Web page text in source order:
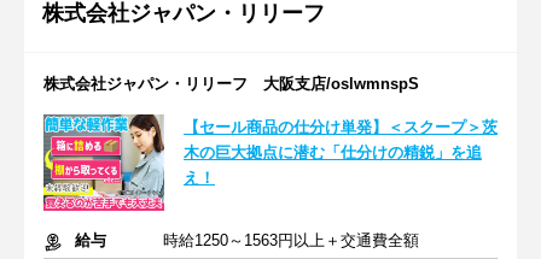
株式会社ジャパン・リリーフ
株式会社ジャパン・リリーフ 大阪支店/oslwmnspS
【セール商品の仕分け単発】＜スクープ＞茨
木の巨大拠点に潜む「仕分けの精鋭」を追
え！
給与
時給1250～1563円以上＋交通費全額